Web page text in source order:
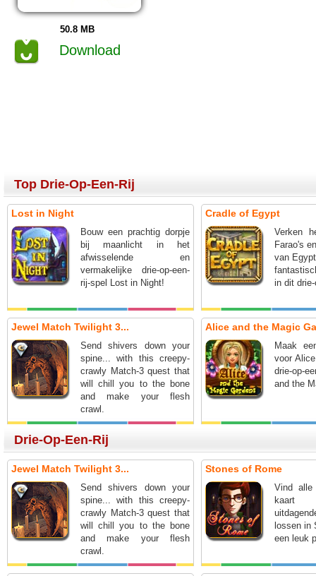
50.8 MB
Download
Top Drie-Op-Een-Rij
Lost in Night
Bouw een prachtig dorpje
bij maanlicht in het
afwisselende en
vermakelijke drie-op-een-
rij-spel Lost in Night!
Cradle of Egypt
Verken
Farao's
van
in dit
Jewel Match Twilight 3...
Send shivers down your
spine... with this creepy-
crawly Match-3 quest that
will chill you to the bone
and make your flesh
crawl.
Alice and the Magic
Maak
voor
drie-op-
and the
Drie-Op-Een-Rij
Jewel Match Twilight 3...
Send shivers down your
spine... with this creepy-
crawly Match-3 quest that
will chill you to the bone
and make your flesh
crawl.
Stones of Rome
Vind
kaart
lossen in
een leuk